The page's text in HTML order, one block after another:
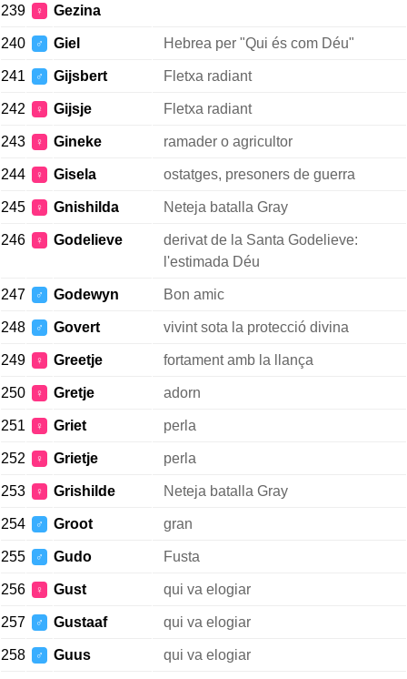
239 ♀ Gezina
240 ♂ Giel Hebrea per "Qui és com Déu"
241 ♂ Gijsbert Fletxa radiant
242 ♀ Gijsje Fletxa radiant
243 ♀ Gineke ramader o agricultor
244 ♀ Gisela ostatges, presoners de guerra
245 ♀ Gnishilda Neteja batalla Gray
246 ♀ Godelieve
derivat de la Santa Godelieve:
l'estimada Déu
247 ♂ Godewyn Bon amic
248 ♂ Govert vivint sota la protecció divina
249 ♀ Greetje fortament amb la llança
250 ♀ Gretje adorn
251 ♀ Griet perla
252 ♀ Grietje perla
253 ♀ Grishilde Neteja batalla Gray
254 ♂ Groot gran
255 ♂ Gudo Fusta
256 ♀ Gust qui va elogiar
257 ♂ Gustaaf qui va elogiar
258 ♂ Guus qui va elogiar